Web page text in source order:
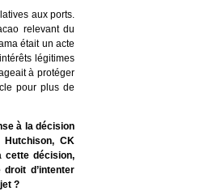
aux ports.
relevant du
était un acte
légitimes
à protéger
pour plus de
à la décision
CK
cette décision,
d’intenter
?